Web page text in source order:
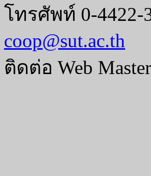
โทรศัพท์ 0-4422-
coop@sut.ac.th
ติดต่อ Web